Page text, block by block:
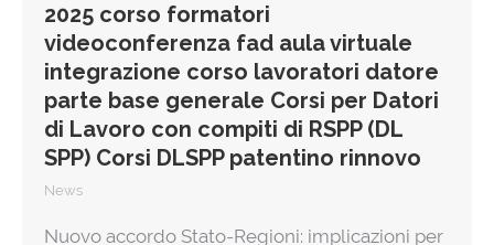
2025 corso formatori
videoconferenza fad aula virtuale
integrazione corso lavoratori datore
parte base generale Corsi per Datori
di Lavoro con compiti di RSPP (DL
SPP) Corsi DLSPP patentino rinnovo
News
Nuovo accordo Stato-Regioni: implicazioni per